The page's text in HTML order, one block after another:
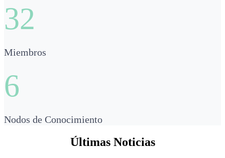
32
Miembros
6
Nodos de Conocimiento
Últimas Noticias